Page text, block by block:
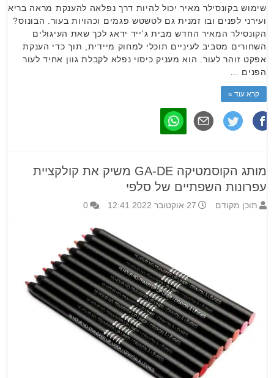
שימוש בקונסילר מאיר יכול להיות דרך נפלאה להענקת מראה בריא
ועירני לפנים ובו זמנית גם לטשטש פגמים וכהויות בעור. הבונוס?
הקונסילר המאיר החדש מבית ג'ייד ידאג לכך שאת העיגולים
השחורים מסביב לעיניים תוכלי למחוק מיידית, תוך כדי הענקת
אפקט זוהר לעור. הוא מעניק כיסוי נפלא לקבלת גוון אחיד לעור
הפנים …
קרא עוד »
מותג הקוסמטיקה GA-DE משיק את קולקציית
עפרונות השפתיים של סלפי
תוכן מקודם 27 אוקטובר 2022 12:41 0